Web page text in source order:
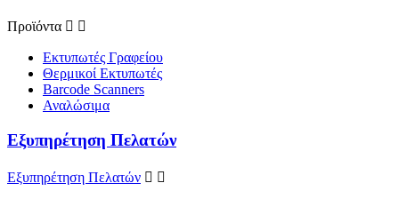
Προϊόντα  
Εκτυπωτές Γραφείου
Θερμικοί Εκτυπωτές
Barcode Scanners
Αναλώσιμα
Εξυπηρέτηση Πελατών
Εξυπηρέτηση Πελατών  